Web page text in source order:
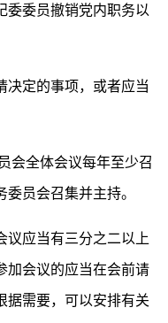
委员撤销党内职务以
定的事项，或者应当
会全体会议每年至少召
员会召集并主持。
应当有三分之二以上
加会议的应当在会前请
据需要，可以安排有关